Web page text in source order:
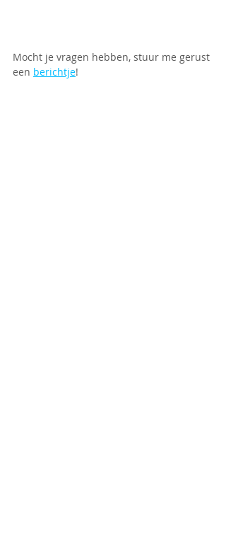
Mocht je vragen hebben, stuur me gerust
een berichtje!